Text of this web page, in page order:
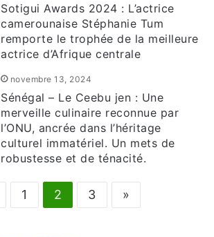
Sotigui Awards 2024 : L’actrice
camerounaise Stéphanie Tum
remporte le trophée de la meilleure
actrice d’Afrique centrale
novembre 13, 2024
Sénégal – Le Ceebu jen : Une
merveille culinaire reconnue par
l’ONU, ancrée dans l’héritage
culturel immatériel. Un mets de
robustesse et de ténacité.
1 2 3 »